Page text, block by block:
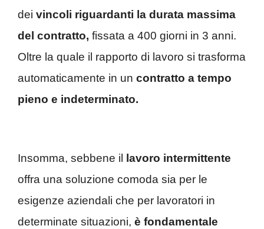
dei vincoli riguardanti la durata massima
del contratto, fissata a 400 giorni in 3 anni.
Oltre la quale il rapporto di lavoro si trasforma
automaticamente in un contratto a tempo
pieno e indeterminato.
Insomma, sebbene il
lavoro intermittente
offra una soluzione comoda sia per le
esigenze aziendali che per lavoratori in
determinate situazioni, è fondamentale